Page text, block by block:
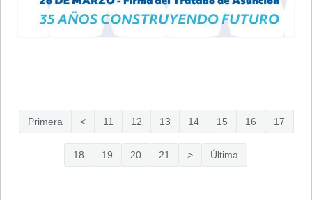
Primera < 11 12 13 14 15 16 17
18 19 20 21 > Última